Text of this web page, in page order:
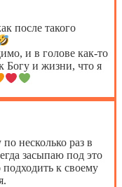
после такого
и в голове как-то
Богу и жизни, что я
несколько раз в
засыпаю под это
подходить к своему